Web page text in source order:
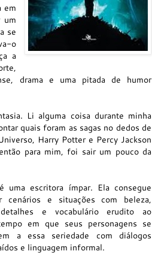
em
um
se
o
a
drama e uma pitada de humor
Li alguma coisa durante minha
quais foram as sagas no dedos de
Harry Potter e Percy Jackson
para mim, foi sair um pouco da
uma escritora ímpar. Ela consegue
cenários e situações com beleza,
e vocabulário erudito ao
em que seus personagens se
a essa seriedade com diálogos
e linguagem informal.